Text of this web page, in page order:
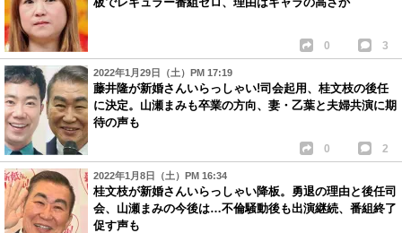
0 3
2022年1月29日（土）PM 17:19
藤井隆が新婚さんいらっしゃい!司会起用、桂文枝の後任
に決定。山瀬まみも卒業の方向、妻・乙葉と夫婦共演に期
待の声も
0 2
2022年1月8日（土）PM 16:34
桂文枝が新婚さんいらっしゃい降板。勇退の理由と後任司
会、山瀬まみの今後は…不倫騒動後も出演継続、番組終了
促す声も